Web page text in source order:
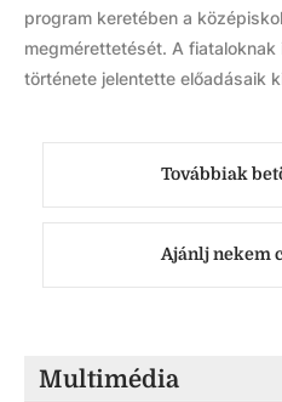
program keretében a
megmérettetését. A fiataloknak
története jelentette előadásaik
Továbbiak
Ajánlj nekem
Multimédia